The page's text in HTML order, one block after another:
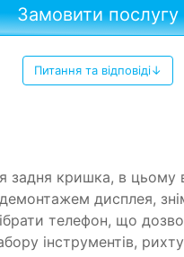
Замовити послугу
Питання та відповіді↓
задня кришка, в
дисплея,
телефон, що
інструментів,